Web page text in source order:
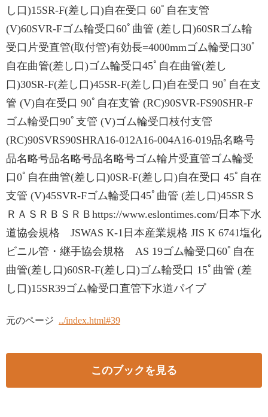
し⼝)15SR-F(差し⼝)⾃在受⼝ 60ﾟ⾃在⽀管
(V)60SVR-Fゴム輪受⼝60ﾟ曲管 (差し⼝)60SRゴム輪
受⼝⽚受直管(取付管)有効⻑=4000mmゴム輪受⼝30ﾟ
⾃在曲管(差し⼝)ゴム輪受⼝45ﾟ⾃在曲管(差し
⼝)30SR-F(差し⼝)45SR-F(差し⼝)⾃在受⼝ 90ﾟ⾃在⽀
管 (V)⾃在受⼝ 90ﾟ⾃在⽀管 (RC)90SVR-FS90SHR-F
ゴム輪受⼝90ﾟ⽀管 (V)ゴム輪受⼝枝付⽀管
(RC)90SVRS90SHRA16-012A16-004A16-019品名略号
品名略号品名略号品名略号ゴム輪⽚受直管ゴム輪受
⼝0ﾟ⾃在曲管(差し⼝)0SR-F(差し⼝)⾃在受⼝ 45ﾟ⾃在
⽀管 (V)45SVR-Fゴム輪受⼝45ﾟ曲管 (差し⼝)45SRＳ
ＲＡＳＲＢＳＲＢhttps://www.eslontimes.com/⽇本下⽔
道協会規格 JSWAS K-1⽇本産業規格 JIS K 6741塩化
ビニル管・継⼿協会規格 AS 19ゴム輪受⼝60ﾟ⾃在
曲管(差し⼝)60SR-F(差し⼝)ゴム輪受⼝ 15ﾟ曲管 (差
し⼝)15SR39ゴム輪受⼝直管下水道パイプ
元のページ ../index.html#39
このブックを見る